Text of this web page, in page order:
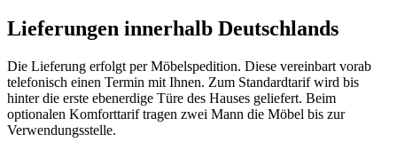
Lieferungen innerhalb Deutschlands
Die Lieferung erfolgt per Möbelspedition. Diese vereinbart vorab
telefonisch einen Termin mit Ihnen. Zum Standardtarif wird bis
hinter die erste ebenerdige Türe des Hauses geliefert. Beim
optionalen Komforttarif tragen zwei Mann die Möbel bis zur
Verwendungsstelle.